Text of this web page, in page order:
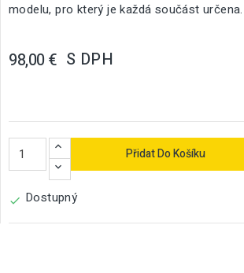
modelu, pro který je každá součást určena.
98,00 € S DPH
Přidat Do Košíku
 Dostupný